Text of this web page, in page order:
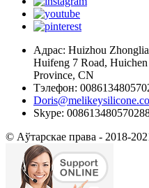
Адрас: Huizhou
Huifeng 7 Road,
Province, CN
Тэлефон:
Skype:
© Аўтарскае права - 2018-